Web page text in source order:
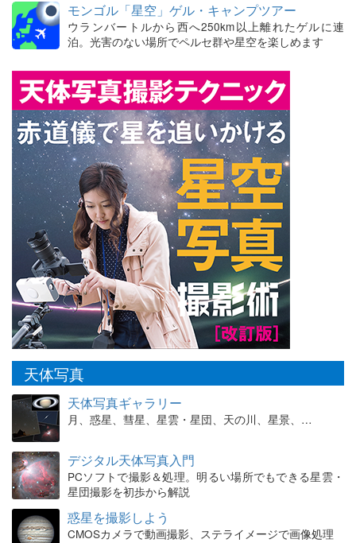
モンゴル「星空」ゲル・キャンプツアー
ウランバートルから西へ250km以上離れたゲルに連
泊。光害のない場所でペルセ群や星空を楽しめます
天体写真
天体写真ギャラリー
月、惑星、彗星、星雲・星団、天の川、星景、…
デジタル天体写真入門
PCソフトで撮影＆処理。明るい場所でもできる星雲・
星団撮影を初歩から解説
惑星を撮影しよう
CMOSカメラで動画撮影、ステライメージで画像処理